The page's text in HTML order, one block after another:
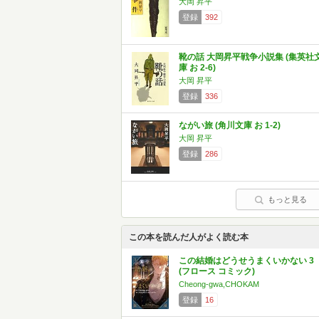
登録
392
靴の話 大岡昇平戦争小説集 (集英社
庫 お 2-6)
大岡 昇平
登録
336
ながい旅 (角川文庫 お 1-2)
大岡 昇平
登録
286
もっと見る
この本を読んだ人がよく読む本
この結婚はどうせうまくいかない 3
(フロース コミック)
Cheong-gwa,CHOKAM
登録
16